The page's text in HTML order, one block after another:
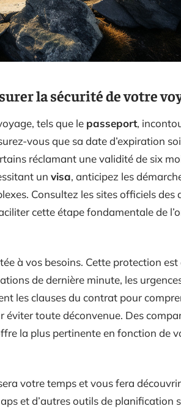
la sécurité de votre
tels que le passeport,
vous que sa date d’expiration
réclamant une validité de six
un visa, anticipez les
Consultez les sites officiels des
cette étape fondamentale de
à vos besoins. Cette protection est
de dernière minute, les
les clauses du contrat pour
éviter toute déconvenue. Des
la plus pertinente en fonction de
votre temps et vous fera
et d’autres outils de planification